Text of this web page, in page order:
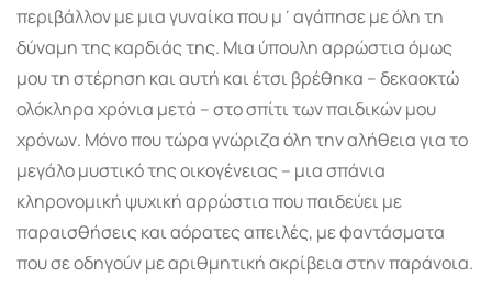
περιβάλλον με μια γυναίκα που μ΄αγάπησε με όλη τη
δύναμη της καρδιάς της. Μια ύπουλη αρρώστια όμως
μου τη στέρηση και αυτή και έτσι βρέθηκα – δεκαοκτώ
ολόκληρα χρόνια μετά – στο σπίτι των παιδικών μου
χρόνων. Μόνο που τώρα γνώριζα όλη την αλήθεια για το
μεγάλο μυστικό της οικογένειας – μια σπάνια
κληρονομική ψυχική αρρώστια που παιδεύει με
παραισθήσεις και αόρατες απειλές, με φαντάσματα
που σε οδηγούν με αριθμητική ακρίβεια στην παράνοια.